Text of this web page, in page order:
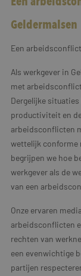
Geldermalsen
Een
Als werkgever in
met
Dergelijke
productiviteit en
arbeidsconflicten
wettelijk conforme
begrijpen we hoe
werkgever als de
van een
Onze ervaren
arbeidsconflicten
rechten van
een evenwichtige
partijen